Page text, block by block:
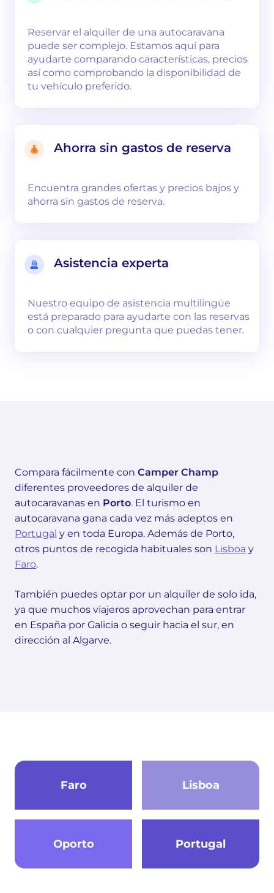
Reservar el alquiler de una autocaravana
puede ser complejo. Estamos aquí para
ayudarte comparando características, precios
así como comprobando la disponibilidad de
tu vehículo preferido.
Ahorra sin gastos de reserva
Encuentra grandes ofertas y precios bajos y
ahorra sin gastos de reserva.
Asistencia experta
Nuestro equipo de asistencia multilingüe
está preparado para ayudarte con las reservas
o con cualquier pregunta que puedas tener.
Compara fácilmente con Camper Champ
diferentes proveedores de alquiler de
autocaravanas en Porto. El turismo en
autocaravana gana cada vez más adeptos en
Portugal y en toda Europa. Además de Porto,
otros puntos de recogida habituales son Lisboa y
Faro.
También puedes optar por un alquiler de solo ida,
ya que muchos viajeros aprovechan para entrar
en España por Galicia o seguir hacia el sur, en
dirección al Algarve.
Faro Lisboa
Oporto Portugal